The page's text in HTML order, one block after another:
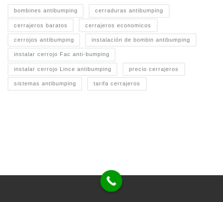
bombines antibumping cerraduras antibumping
cerrajeros baratos cerrajeros economicos
cerrojos antibumping instalación de bombin antibumping
instalar cerrojo Fac anti-bumping
instalar cerrojo Lince antibumping precio cerrajeros
sistemas antibumping tarifa cerrajeros